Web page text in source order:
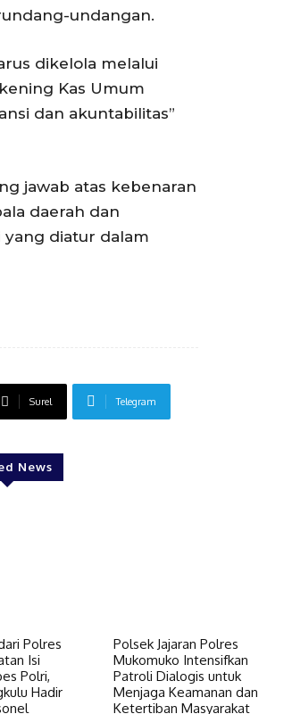
undangan.
dikelola melalui
Kas Umum
dan akuntabilitas”
jawab atas kebenaran
daerah dan
diatur dalam
Surel Telegram
News
Polres
Isi
Polri,
Hadir
Polsek Jajaran Polres
Mukomuko Intensifkan
Patroli Dialogis untuk
Menjaga Keamanan dan
Ketertiban Masyarakat